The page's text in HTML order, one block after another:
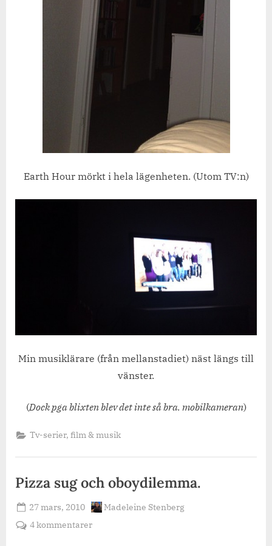
Earth Hour mörkt i hela lägenheten. (Utom TV:n)
Min musiklärare (från mellanstadiet) näst längs till
vänster.
(Dock pga blixten blev det inte så bra. mobilkameran)
Tv-serier, film & musik
Pizza sug och oboydilemma.
Posted
on
27 mars, 2010 By
Madeleine Stenberg
4 kommentarertill